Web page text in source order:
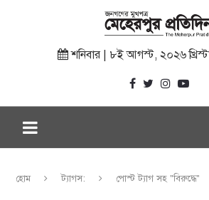
শনিবার | ৮ই আগস্ট, ২০২৬
হোম ট্যাগস: পোস্ট ট্যাগ সহ "বিরুদ্ধে"